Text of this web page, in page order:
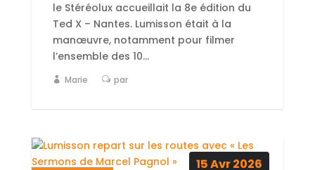
le Stéréolux accueillait la 8e édition du
Ted X – Nantes. Lumisson était à la
manœuvre, notamment pour filmer
l’ensemble des 10...
Marie par
15Avr2026